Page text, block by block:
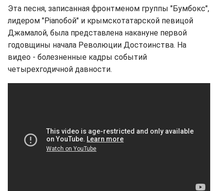
Эта песня, записанная фронтменом группы "Бумбокс",
лидером "Pianoбой" и крымскотатарской певицой
Джамалой, была представлена накануне первой
годовщины начала Революции Достоинства. На
видео - болезненные кадры событий
четырехгодичной давности.